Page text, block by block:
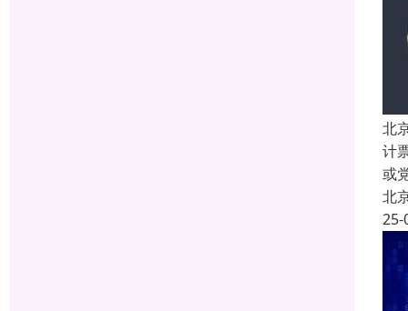
北
计
或
北
25-